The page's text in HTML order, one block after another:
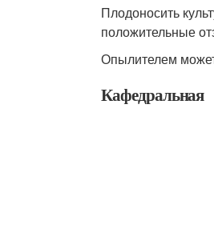
Плодоносить
положительные
Опылителем
Кафедральная